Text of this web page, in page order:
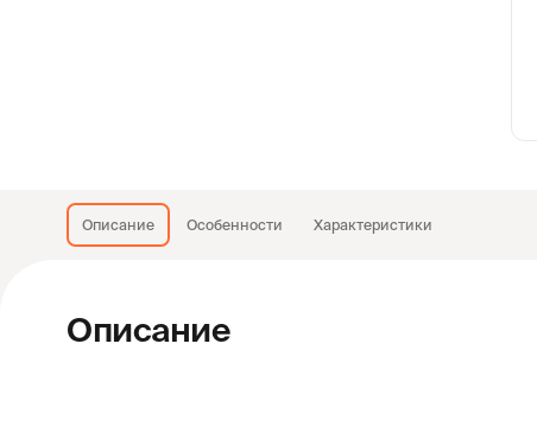
Описание Особенности Характеристики
Описание